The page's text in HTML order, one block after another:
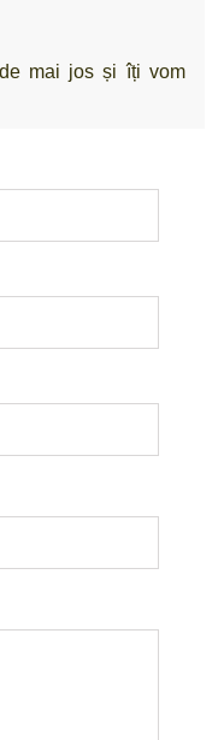
mai jos și îți vom